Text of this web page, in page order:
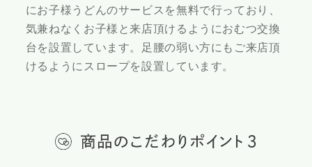
にお子様うどんのサービスを無料で行っており、
気兼ねなくお子様と来店頂けるようにおむつ交換
台を設置しています。足腰の弱い方にもご来店頂
けるようにスロープを設置しています。